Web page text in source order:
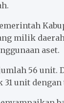
milik
aset.
56 unit.
31 unit